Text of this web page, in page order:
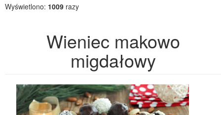
Wyświetlono: 1009 razy
Wieniec makowo
migdałowy